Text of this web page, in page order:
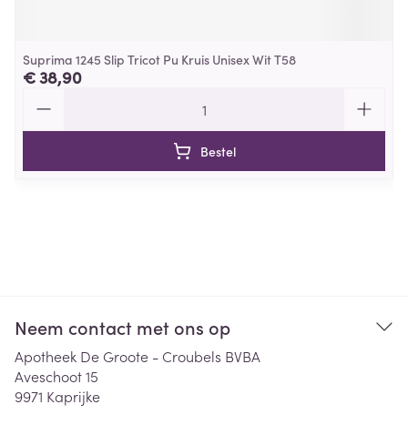
Suprima 1245 Slip Tricot Pu Kruis Unisex Wit T58
€ 38,90
Bestel
Neem contact met ons op
Apotheek De Groote - Croubels BVBA
Aveschoot 15
9971 Kaprijke